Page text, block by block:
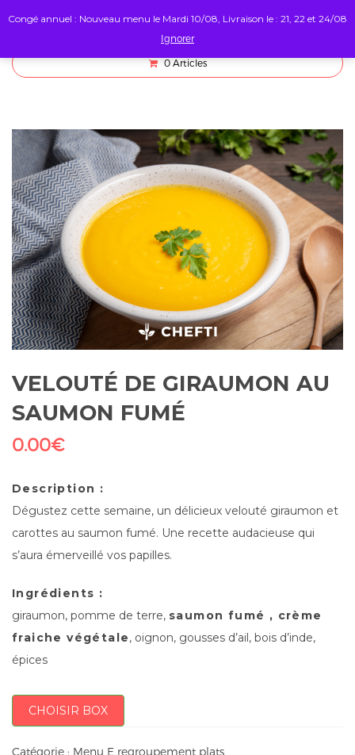
0 Articles
VELOUTÉ DE GIRAUMON AU
SAUMON FUMÉ
0.00€
Description :
Dégustez cette semaine, un délicieux velouté giraumon et
carottes au saumon fumé. Une recette audacieuse qui
s’aura émerveillé vos papilles.
Ingrédients :
giraumon, pomme de terre, saumon fumé , crème
fraiche végétale, oignon, gousses d’ail, bois d’inde,
épices
CHOISIR BOX
Catégorie : Menu E regroupement plats
Congé annuel : Nouveau menu le Mardi 10/08, Livraison le : 21, 22 et 24/08
Ignorer